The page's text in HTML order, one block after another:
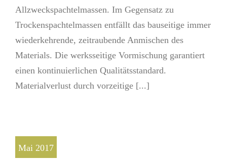
Allzweckspachtelmassen. Im Gegensatz zu
Trockenspachtelmassen entfällt das bauseitige immer
wiederkehrende, zeitraubende Anmischen des
Materials. Die werksseitige Vormischung garantiert
einen kontinuierlichen Qualitätsstandard.
Materialverlust durch vorzeitige [...]
Mai 2017